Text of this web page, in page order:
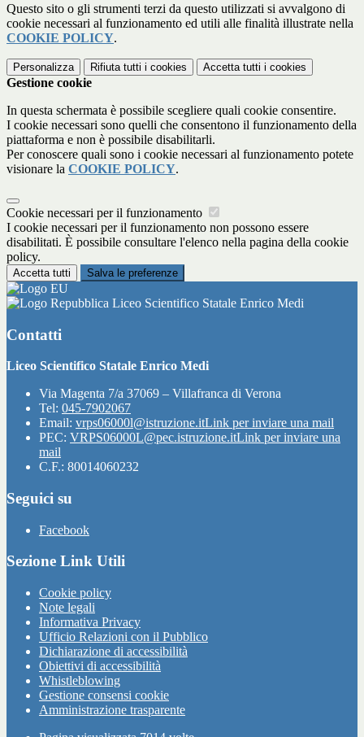
Questo sito o gli strumenti terzi da questo utilizzati si avvalgono di
cookie necessari al funzionamento ed utili alle finalità illustrate nella
COOKIE POLICY.
Personalizza Rifiuta tutti i cookies Accetta tutti i cookies
Gestione cookie
In questa schermata è possibile scegliere quali cookie consentire.
I cookie necessari sono quelli che consentono il funzionamento della
piattaforma e non è possibile disabilitarli.
Per conoscere quali sono i cookie necessari al funzionamento potete
visionare la COOKIE POLICY.
Cookie necessari per il funzionamento
I cookie necessari per il funzionamento non possono essere
disabilitati. È possibile consultare l'elenco nella pagina della cookie
policy.
Accetta tutti Salva le preferenze
Liceo Scientifico Statale Enrico Medi
Contatti
Liceo Scientifico Statale Enrico Medi
Via Magenta 7/a 37069 – Villafranca di Verona
Tel: 045-7902067
Email: vrps06000l@istruzione.itLink per inviare una mail
PEC: VRPS06000L@pec.istruzione.itLink per inviare una
mail
C.F.: 80014060232
Seguici su
Facebook
Sezione Link Utili
Cookie policy
Note legali
Informativa Privacy
Ufficio Relazioni con il Pubblico
Dichiarazione di accessibilità
Obiettivi di accessibilità
Whistleblowing
Gestione consensi cookie
Amministrazione trasparente